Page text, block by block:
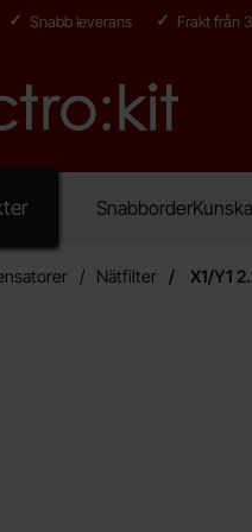
Snabb leverans Frakt från
Startsidan för Electro:kit
Snabborder
Nätfilter X1/Y1